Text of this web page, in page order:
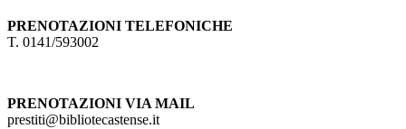
PRENOTAZIONI TELEFONICHE
T. 0141/593002
PRENOTAZIONI VIA MAIL
prestiti@bibliotecastense.it